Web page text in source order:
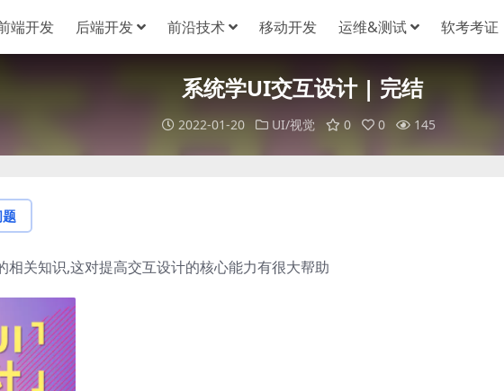
端开发 后端开发 前沿技术 移动开发 运维&测试 软考考证
系统学UI交互设计 | 完结
2022-01-20 UI/视觉 0 0 145
相关知识,这对提高交互设计的核心能力有很大帮助